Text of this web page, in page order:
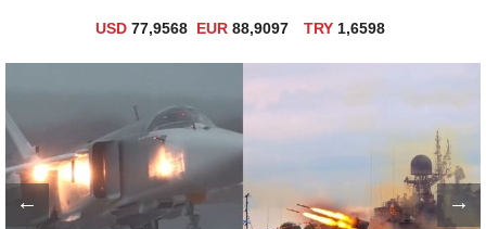
USD 77,9568 EUR 88,9097 TRY1,6598
← →